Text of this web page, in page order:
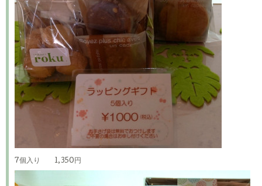
7個入り 1,350円